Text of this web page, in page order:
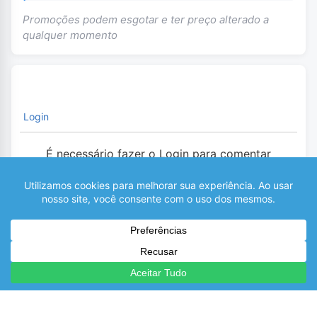
Promoções podem esgotar e ter preço alterado a
qualquer momento
Login
É necessário fazer o Login para comentar
0 COMENTÁRIOS